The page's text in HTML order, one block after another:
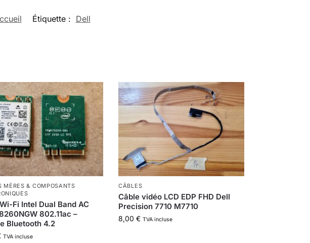
Étiquette : Dell
MÈRES & COMPOSANTS
Fi Intel Dual Band AC
802.11ac –
Bluetooth 4.2
TVA incluse
CÂBLES
Câble vidéo LCD EDP FHD Dell
Precision 7710 M7710
8,00€ TVA incluse